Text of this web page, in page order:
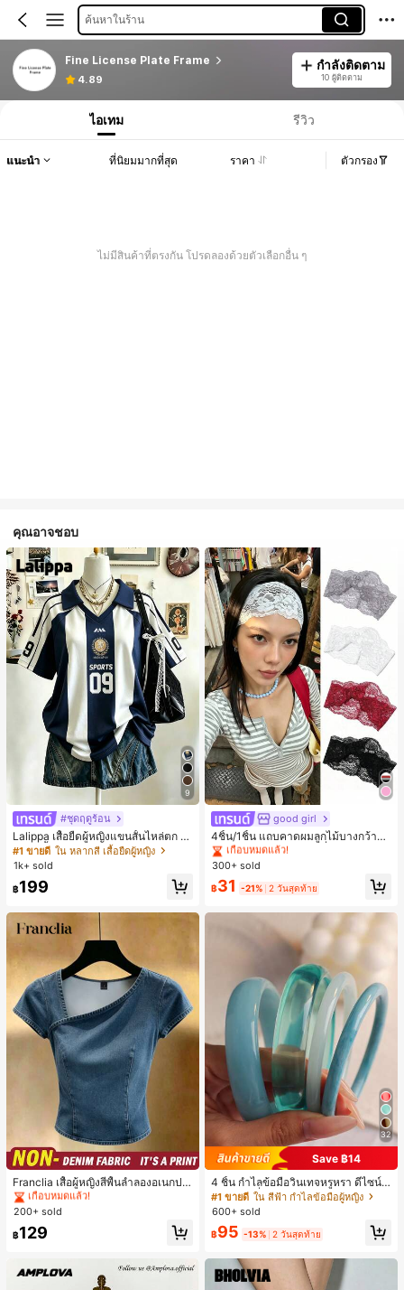
ค้นหาในร้าน
Fine License Plate Frame
4.89
กำลังติดตาม
10 ผู้ติดตาม
ไอเทม รีวิว
แนะนำ ที่นิยมมากที่สุด ราคา ตัวกรอง
ไม่มีสินค้าที่ตรงกัน โปรดลองด้วยตัวเลือกอื่น ๆ
คุณอาจชอบ
9
#ชุดฤดูร้อน
Lalippa เสื้อยืดผู้หญิงแขนสั้นไหล่ตก ค
อวีปกเสื้อ ลายพิมพ์ดิจิทัลลายทาง สไตล์
สปอร์ตแฟชั่นมินิมอล ของขวัญสำหรับเ
พื่อน
#1 ขายดี ใน หลากสี เสื้อยืดผู้หญิง
1k+ sold
฿199
Franclia เสื้อผู้หญิงสีพื้นลำลองอเนกปร
ะสงค์สำหรับใส่ประจำวัน
ใน ธรรมดา เสื้อผู้หญิง
เกือบหมดแล้ว!
#1 ขายดี ใน ธรรมดา เสื้อผู้หญิง
เกือบหมดแล้ว!
#1 ขายดี ใน ธรรมดา เสื้อผู้หญิง
เกือบหมดแล้ว!
#1 ขายดี ใน ธรรมดา เสื้อผู้หญิง
เกือบหมดแล้ว!
200+ sold
฿129
good girl
4ชิ้น/1ชิ้น แถบคาดผมลูกไม้บางกว้างยื
ดหยุ่นสำหรับผู้หญิง, แฟชั่นอเนกประสง
ค์พรีเมียมหรูหราสไตล์มินิมอล ผ้าพันคอ
เล็กๆ ห่วงผม อุปกรณ์เสริมผม, เหมาะสำ
หรับการออกไปข้างนอกประจำวัน, ลำล
อง, งานปาร์ตี้, การเดินทาง, การพักผ่อ
น, การมัดผม, การจัดทรงผม, การแต่งห
น้า, การจับคู่ชุด, อุปกรณ์เสริมประดับผ
#1 ขายดี
เกือบหมดแล้ว!
#1 ขายดี
เกือบหมดแล้ว!
#1 ขายดี
เกือบหมดแล้ว!
#1 ขายดี
เกือบหมดแล้ว!
300+ sold
฿31 -21% 2 วันสุดท้าย
32
Save ฿14
4 ชิ้น กำไลข้อมือวินเทจหรูหรา ดีไซน์มิ
นิมอลแฟชั่น เหมาะสำหรับใส่ในชีวิตปร
ะจำวัน อะคริลิก เหมาะสำหรับใส่ในชีวิ
ตประจำวันและงานปาร์ตี้ ของขวัญสำห
รับผู้หญิง
#1 ขายดี ใน สีฟ้า กำไลข้อมือผู้หญิง
600+ sold
฿95 -13% 2 วันสุดท้าย